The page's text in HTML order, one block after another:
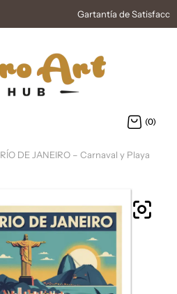
(0)
RÍO DE JANEIRO – Carnaval y Playa